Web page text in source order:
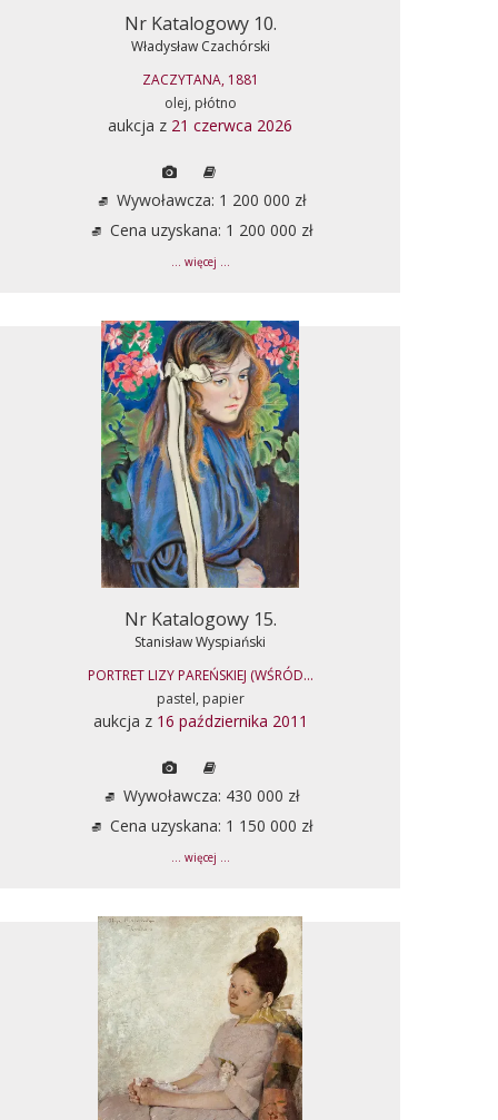
Nr Katalogowy 10.
Władysław Czachórski
ZACZYTANA, 1881
olej, płótno
aukcja z 21 czerwca 2026
Wywoławcza: 1 200 000 zł
Cena uzyskana: 1 200 000 zł
... więcej ...
Nr Katalogowy 15.
Stanisław Wyspiański
PORTRET LIZY PAREŃSKIEJ (WŚRÓD...
pastel, papier
aukcja z 16 października 2011
Wywoławcza: 430 000 zł
Cena uzyskana: 1 150 000 zł
... więcej ...